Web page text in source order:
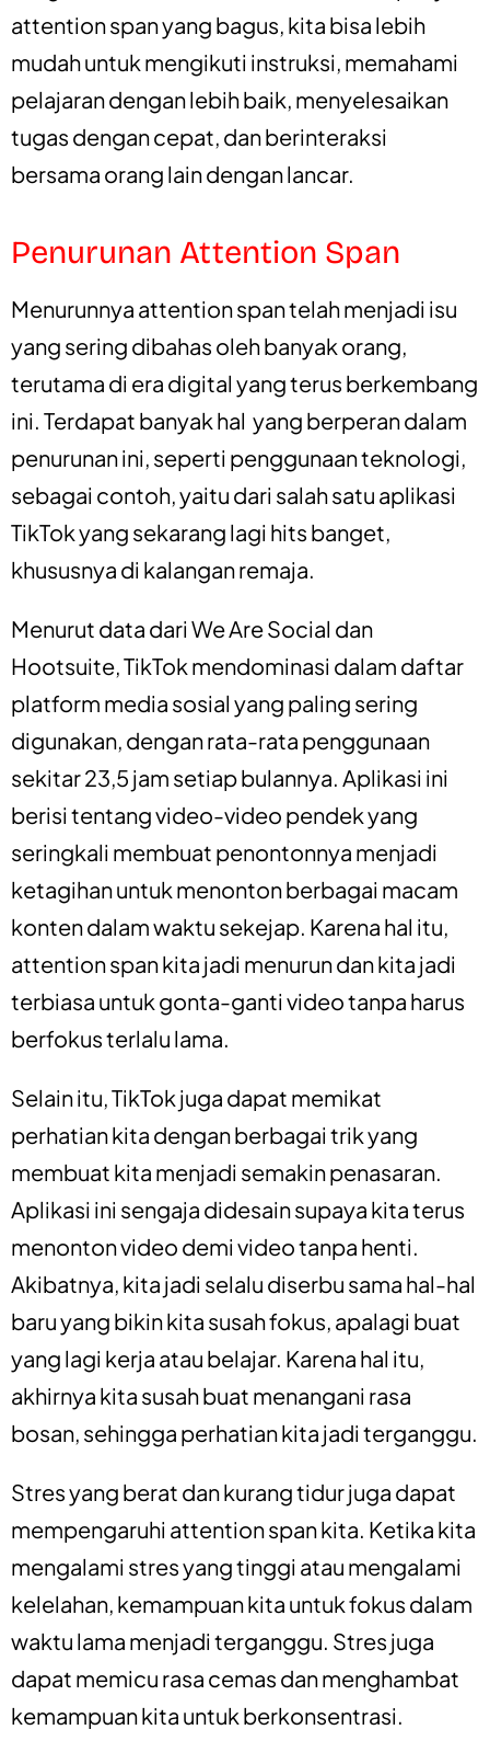
attention span yang bagus, kita bisa lebih
mudah untuk mengikuti instruksi, memahami
pelajaran dengan lebih baik, menyelesaikan
tugas dengan cepat, dan berinteraksi
bersama orang lain dengan lancar.
Penurunan Attention Span
Menurunnya attention span telah menjadi isu
yang sering dibahas oleh banyak orang,
terutama di era digital yang terus berkembang
ini. Terdapat banyak hal yang berperan dalam
penurunan ini, seperti penggunaan teknologi,
sebagai contoh, yaitu dari salah satu aplikasi
TikTok yang sekarang lagi hits banget,
khususnya di kalangan remaja.
Menurut data dari We Are Social dan
Hootsuite, TikTok mendominasi dalam daftar
platform media sosial yang paling sering
digunakan, dengan rata-rata penggunaan
sekitar 23,5 jam setiap bulannya. Aplikasi ini
berisi tentang video-video pendek yang
seringkali membuat penontonnya menjadi
ketagihan untuk menonton berbagai macam
konten dalam waktu sekejap. Karena hal itu,
attention span kita jadi menurun dan kita jadi
terbiasa untuk gonta-ganti video tanpa harus
berfokus terlalu lama.
Selain itu, TikTok juga dapat memikat
perhatian kita dengan berbagai trik yang
membuat kita menjadi semakin penasaran.
Aplikasi ini sengaja didesain supaya kita terus
menonton video demi video tanpa henti.
Akibatnya, kita jadi selalu diserbu sama hal-hal
baru yang bikin kita susah fokus, apalagi buat
yang lagi kerja atau belajar. Karena hal itu,
akhirnya kita susah buat menangani rasa
bosan, sehingga perhatian kita jadi terganggu.
Stres yang berat dan kurang tidur juga dapat
mempengaruhi attention span kita. Ketika kita
mengalami stres yang tinggi atau mengalami
kelelahan, kemampuan kita untuk fokus dalam
waktu lama menjadi terganggu. Stres juga
dapat memicu rasa cemas dan menghambat
kemampuan kita untuk berkonsentrasi.